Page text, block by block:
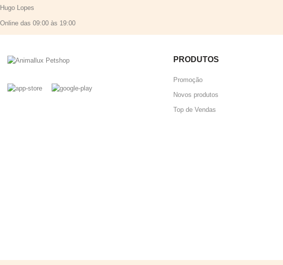
Hugo Lopes
Online das 09:00 às 19:00
PRODUTOS
Promoção
Novos produtos
Top de Vendas